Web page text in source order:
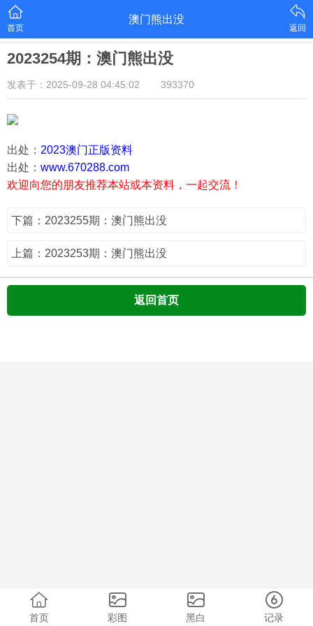
首页
澳门熊出没
返回
2023254期：澳门熊出没
发表于：2025-09-28 04:45:02 393370
出处： 2023澳门正版资料
出处： www.670288.com
欢迎向您的朋友推荐本站或本资料，一起交流！
下篇：2023255期：澳门熊出没
上篇：2023253期：澳门熊出没
返回首页
首页 彩图 黑白 记录